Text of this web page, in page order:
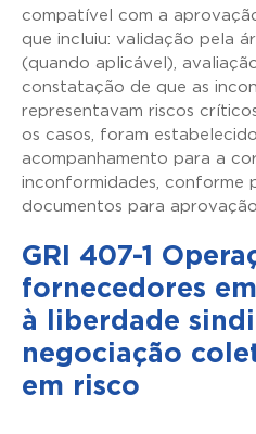
compatível com a
que incluiu: validação pela
(quando aplicável),
constatação de que as
representavam riscos
os casos, foram
acompanhamento para a
inconformidades, conforme
documentos para aprovação.
GRI 407-1
fornecedores
à liberdade
negociação
em risco